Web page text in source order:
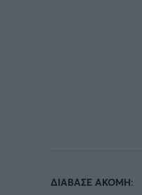
ΔΙΑΒΑΣΕ ΑΚΟΜΗ: